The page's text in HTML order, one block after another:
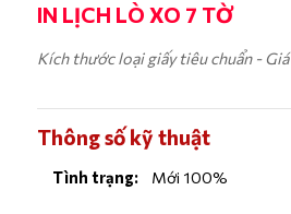
IN LỊCH LÒ XO 7 TỜ
Kích thước loại giấy tiêu chuẩn -
Thông số kỹ thuật
Tình trạng: Mới 100%